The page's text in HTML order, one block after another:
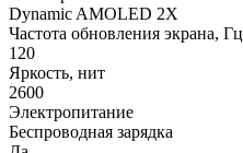
Dynamic AMOLED 2X
Частота обновления экрана, Гц
120
Яркость, нит
2600
Электропитание
Беспроводная зарядка